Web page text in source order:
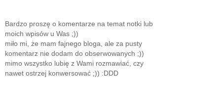
Bardzo proszę o komentarze na temat notki lub
moich wpisów u Was ;))
miło mi, że mam fajnego bloga, ale za pusty
komentarz nie dodam do obserwowanych ;))
mimo wszystko lubię z Wami rozmawiać, czy
nawet ostrzej konwersować ;)) :DDD